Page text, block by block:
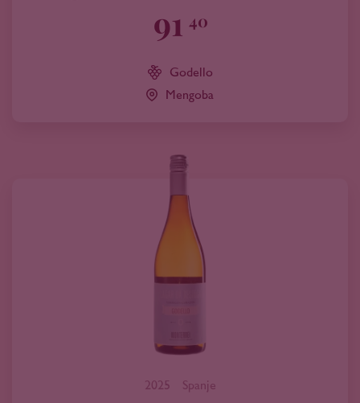
91 40
Godello
Mengoba
2025 Spanje